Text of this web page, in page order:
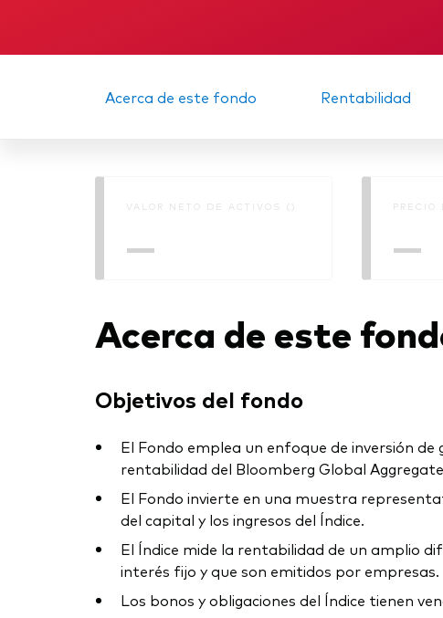
Acerca de este fondo Rentabilidad
VALOR NETO DE ACTIVOS ()
—
PRECIO
—
Acerca de este
Objetivos del fondo
El Fondo emplea un enfoque de inversión
rentabilidad del Bloomberg Global
El Fondo invierte en una muestra
del capital y los ingresos del Índice.
El Índice mide la rentabilidad de un amplio
interés fijo y que son emitidos por empresas.
Los bonos y obligaciones del Índice tienen